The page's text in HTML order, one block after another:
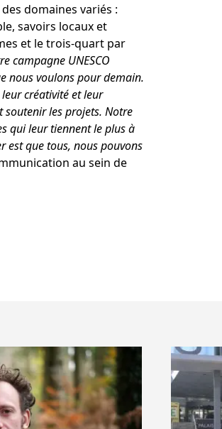
des domaines variés :
, savoirs locaux et
et le trois-quart par
campagne UNESCO
nous voulons pour demain.
créativité et leur
les projets. Notre
qui leur tiennent le plus à
est que tous, nous pouvons
au sein de